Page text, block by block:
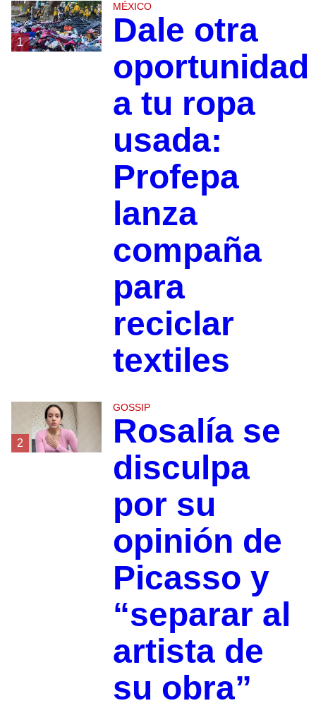
1
MÉXICO
Dale otra
oportunidad
a tu ropa
usada:
Profepa
lanza
compaña
para
reciclar
textiles
2
GOSSIP
Rosalía se
disculpa
por su
opinión de
Picasso y
“separar al
artista de
su obra”